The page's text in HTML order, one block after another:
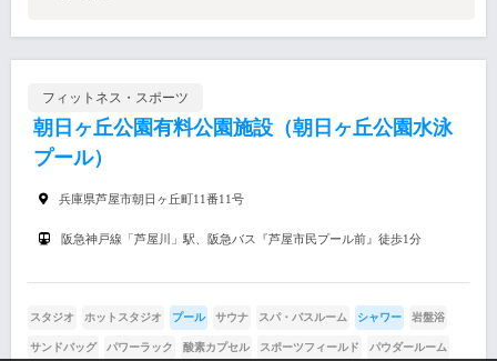
フィットネス・スポーツ
朝日ヶ丘公園有料公園施設（朝日ヶ丘公園水泳
プール）
兵庫県芦屋市朝日ヶ丘町11番11号
阪急神戸線「芦屋川」駅、阪急バス『芦屋市民プール前』徒歩1分
スタジオ ホットスタジオ プール サウナ スパ・バスルーム シャワー 岩盤浴
サンドバッグ パワーラック 酸素カプセル スポーツフィールド パウダールーム